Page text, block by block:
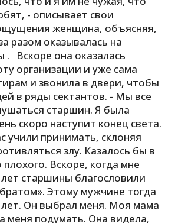
- описывает свои
женщина, объясняя,
разом оказывалась на
. Вскоре она оказалась
организации и уже сама
и звонила в двери, чтобы
в ряды сектантов. - Мы все
старшин. Я была
скоро наступит конец света.
учили принимать, склоняя
злу. Казалось бы в
Вскоре, когда мне
старшины благословили
Этому мужчине тогда
лет. Он выбрал меня. Моя мама
меня подумать. Она видела,